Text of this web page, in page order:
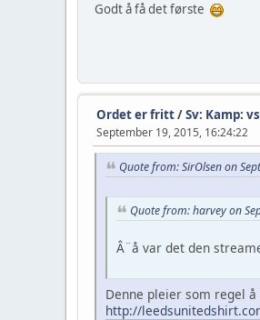
Godt å få det første
Ordet er fritt/Sv: Kamp:
September 19, 2015, 16:24:22
Quote from: SirOlsen on
Quote from: harvey on
Â¨å var det den
Denne pleier som regel
http://